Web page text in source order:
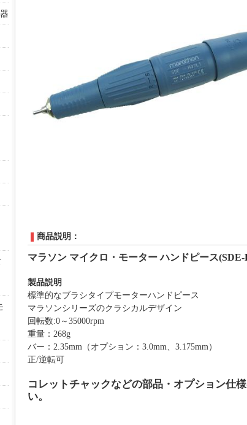
商品説明：
マラソン マイクロ・モーター ハンドピース(SDE-
製品説明
標準的なブラシタイプモーターハンドピース
マラソンシリーズのクラシカルデザイン
回転数:0～35000rpm
重量：268g
バー：2.35mm（オプション：3.0mm、3.175mm）
正/逆転可
コレットチャックなどの部品・オプション仕
い。